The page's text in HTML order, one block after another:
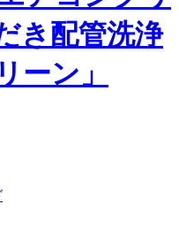
き配管洗浄
ーン」